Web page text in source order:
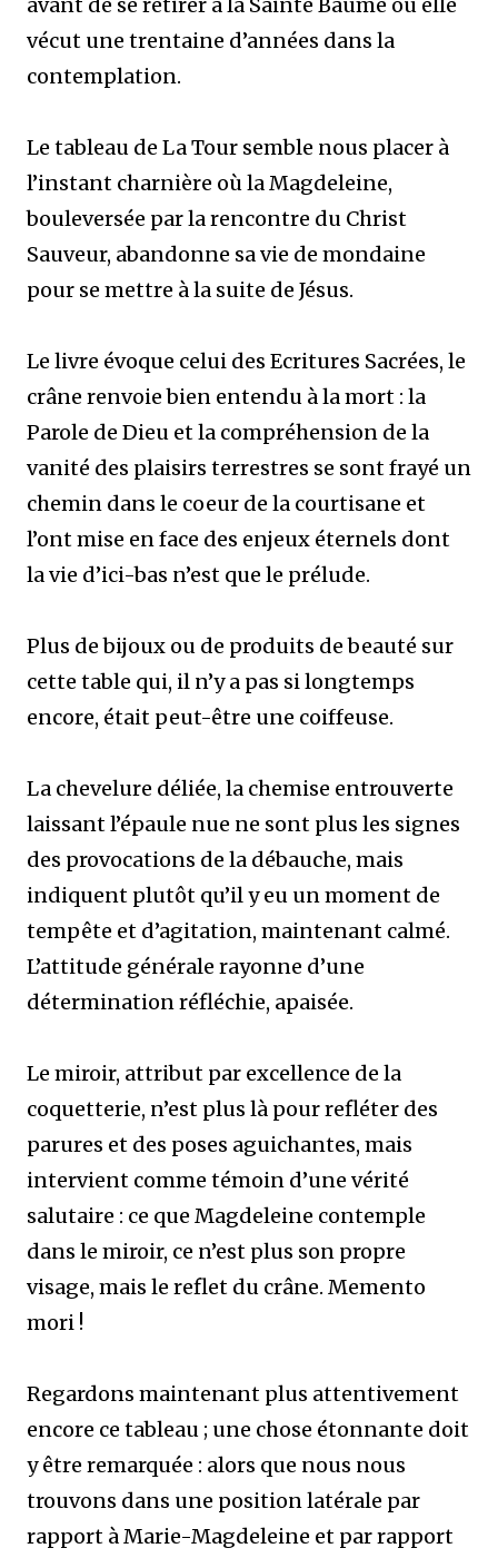
vécut une trentaine d’années dans la
contemplation.
Le tableau de La Tour semble nous placer à
l’instant charnière où la Magdeleine,
bouleversée par la rencontre du Christ
Sauveur, abandonne sa vie de mondaine
pour se mettre à la suite de Jésus.
Le livre évoque celui des Ecritures Sacrées, le
crâne renvoie bien entendu à la mort : la
Parole de Dieu et la compréhension de la
vanité des plaisirs terrestres se sont frayé un
chemin dans le coeur de la courtisane et
l’ont mise en face des enjeux éternels dont
la vie d’ici-bas n’est que le prélude.
Plus de bijoux ou de produits de beauté sur
cette table qui, il n’y a pas si longtemps
encore, était peut-être une coiffeuse.
La chevelure déliée, la chemise entrouverte
laissant l’épaule nue ne sont plus les signes
des provocations de la débauche, mais
indiquent plutôt qu’il y eu un moment de
tempête et d’agitation, maintenant calmé.
L’attitude générale rayonne d’une
détermination réfléchie, apaisée.
Le miroir, attribut par excellence de la
coquetterie, n’est plus là pour refléter des
parures et des poses aguichantes, mais
intervient comme témoin d’une vérité
salutaire : ce que Magdeleine contemple
dans le miroir, ce n’est plus son propre
visage, mais le reflet du crâne. Memento
mori !
Regardons maintenant plus attentivement
encore ce tableau ; une chose étonnante doit
y être remarquée : alors que nous nous
trouvons dans une position latérale par
rapport à Marie-Magdeleine et par rapport